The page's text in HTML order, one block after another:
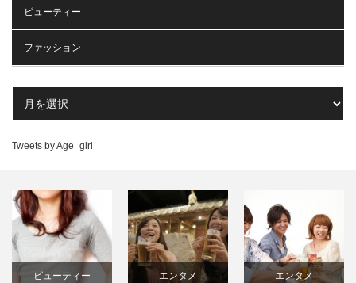
ビューティー
ファッション
Tweets by Age_girl_
ビューティー エンタメ エンタメ